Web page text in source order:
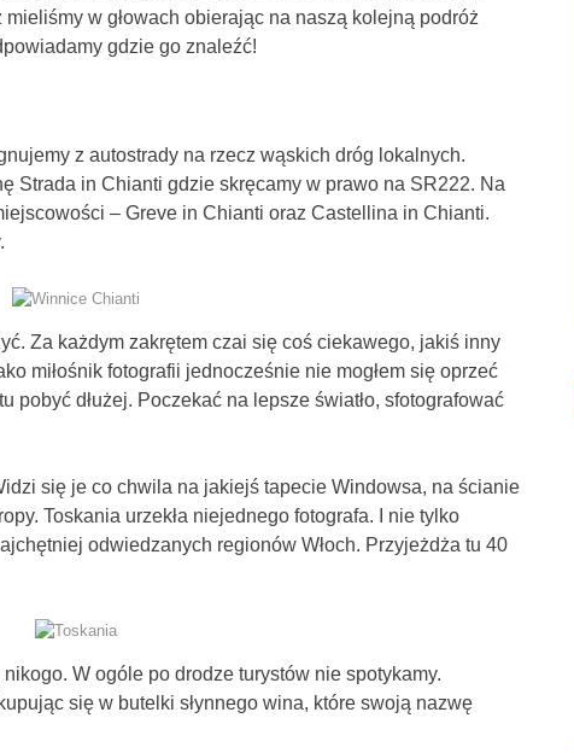
w głowach obierając na naszą kolejną podróż
gdzie go znaleźć!
z autostrady na rzecz wąskich dróg lokalnych.
Strada in Chianti gdzie skręcamy w prawo na SR222. Na
– Greve in Chianti oraz Castellina in Chianti.
Za każdym zakrętem czai się coś ciekawego, jakiś inny
miłośnik fotografii jednocześnie nie mogłem się oprzeć
pobyć dłużej. Poczekać na lepsze światło, sfotografować
się je co chwila na jakiejś tapecie Windowsa, na ścianie
Toskania urzekła niejednego fotografa. I nie tylko
odwiedzanych regionów Włoch. Przyjeżdża tu 40
W ogóle po drodze turystów nie spotykamy.
się w butelki słynnego wina, które swoją nazwę